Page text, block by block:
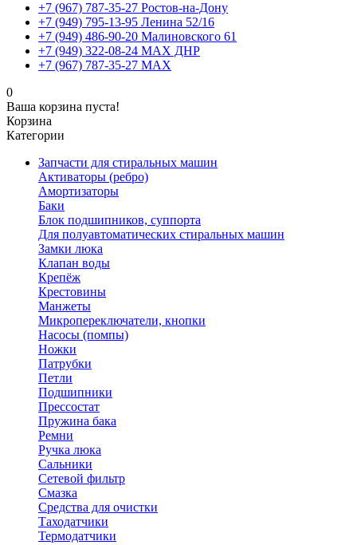
+7 (967) 787-35-27 Ростов-на-Дону
+7 (949) 795-13-95 Ленина 52/16
+7 (949) 486-90-20 Малиновского 61
+7 (949) 322-08-24 MAX ДНР
+7 (967) 787-35-27 MAX
0
Ваша корзина пуста!
Корзина
Категории
Запчасти для стиральных машин
Активаторы (ребро)
Амортизаторы
Баки
Блок подшипников, суппорта
Для полуавтоматических стиральных машин
Замки люка
Клапан воды
Крепёж
Крестовины
Манжеты
Микропереключатели, кнопки
Насосы (помпы)
Ножки
Патрубки
Петли
Подшипники
Прессостат
Пружина бака
Ремни
Ручка люка
Сальники
Сетевой фильтр
Смазка
Средства для очистки
Таходатчики
Термодатчики